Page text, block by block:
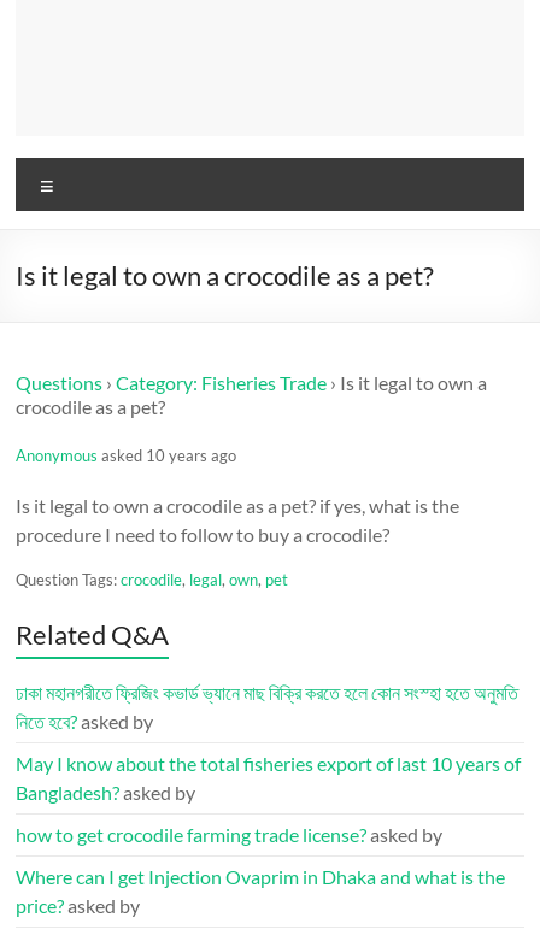
Is it legal to own a crocodile as a pet?
Questions ›Category: Fisheries Trade › Is it legal to own a
crocodile as a pet?
Anonymous asked 10 years ago
Is it legal to own a crocodile as a pet? if yes, what is the
procedure I need to follow to buy a crocodile?
Question Tags:crocodile, legal,own, pet
Related Q&A
ঢাকা মহানগরীতে ফ্রিজিং কভার্ড ভ্যানে মাছ বিক্রি করতে হলে কোন সংস্হা হতে অনুমতি
নিতে হবে?asked by
May I know about the total fisheries export of last 10 years of
Bangladesh?asked by
how to get crocodile farming trade license?asked by
Where can I get Injection Ovaprim in Dhaka and what is the
price?asked by